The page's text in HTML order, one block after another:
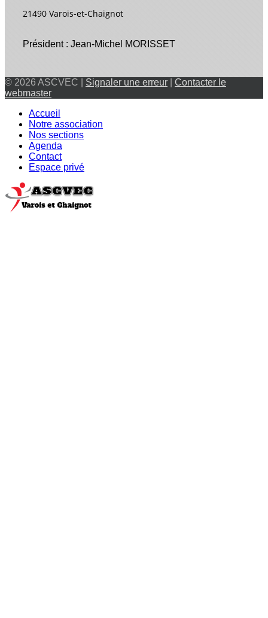
21490 Varois-et-Chaignot
Président : Jean-Michel MORISSET
© 2026 ASCVEC | Signaler une erreur
Contacter le
webmaster
Accueil
Notre association
Nos sections
Agenda
Contact
Espace privé